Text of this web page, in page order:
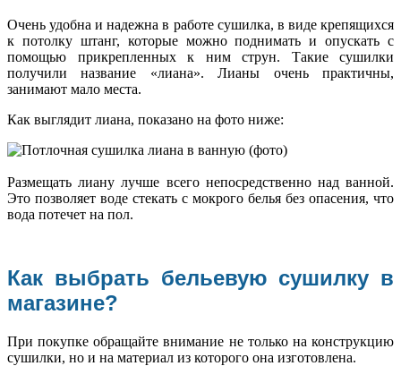
Очень удобна и надежна в работе сушилка, в виде крепящихся
к потолку штанг, которые можно поднимать и опускать с
помощью прикрепленных к ним струн. Такие сушилки
получили название «лиана». Лианы очень практичны,
занимают мало места.
Как выглядит лиана, показано на фото ниже:
Размещать лиану лучше всего непосредственно над ванной.
Это позволяет воде стекать с мокрого белья без опасения, что
вода потечет на пол.
Как выбрать бельевую сушилку в
магазине?
При покупке обращайте внимание не только на конструкцию
сушилки, но и на материал из которого она изготовлена.